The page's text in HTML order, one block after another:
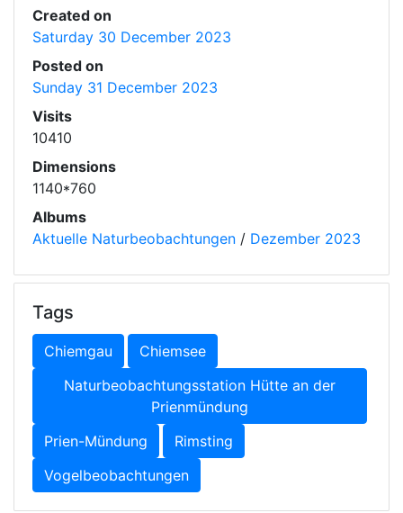
Created on
Saturday 30 December 2023
Posted on
Sunday 31 December 2023
Visits
10410
Dimensions
1140*760
Albums
Aktuelle Naturbeobachtungen / Dezember 2023
Tags
Chiemgau
Chiemsee
Naturbeobachtungsstation Hütte an der
Prienmündung
Prien-Mündung
Rimsting
Vogelbeobachtungen